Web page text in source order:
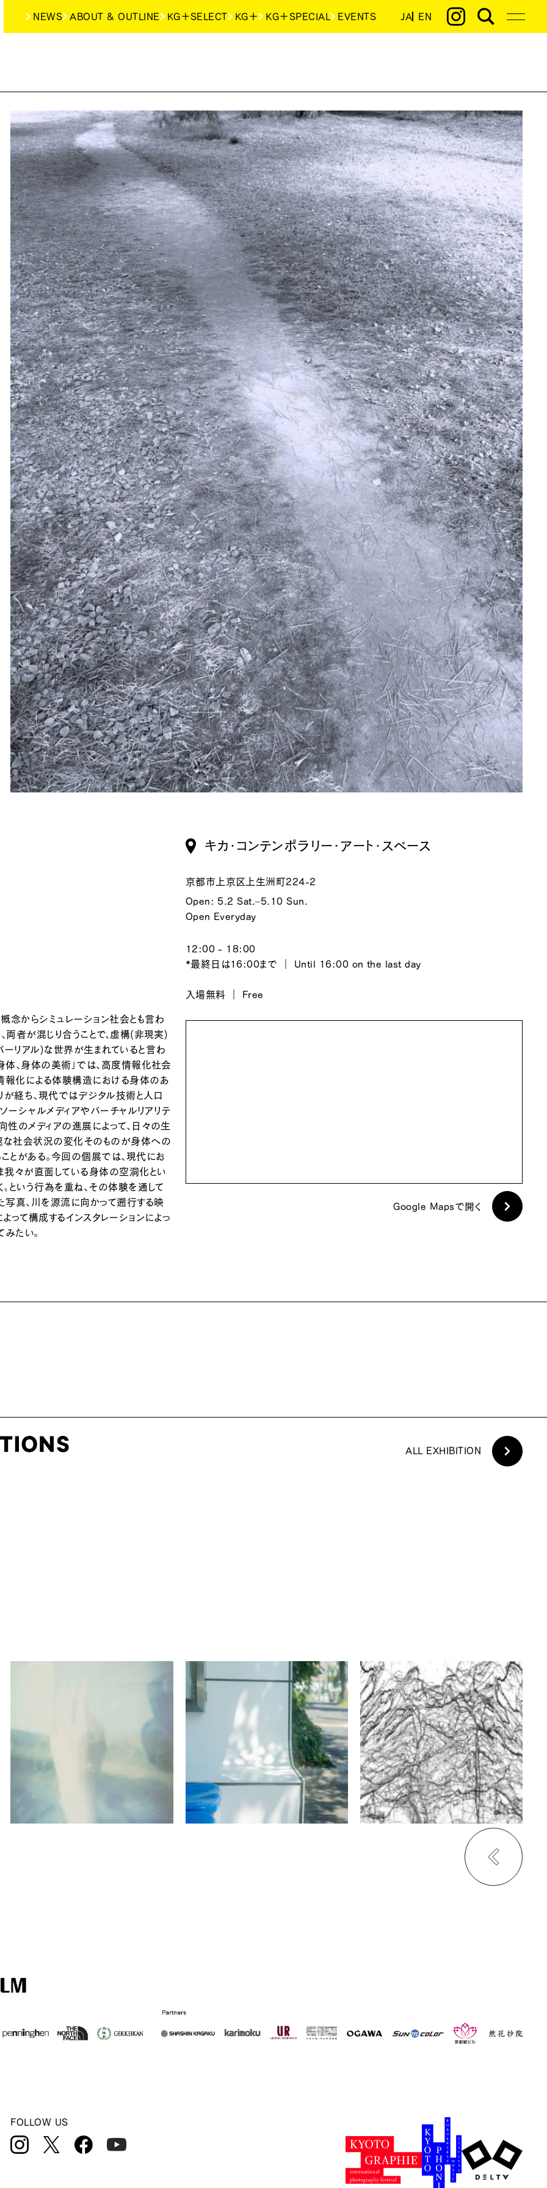
NEWS ABOUT & OUTLINE KG＋SELECT KG＋ KG＋SPECIAL EVENTS JA EN
念からシミュレーション社会とも言わ
両者が混じり合うことで、虚構(非現実)
リアル)な世界が生まれていると言わ
、身体の美術」では、高度情報化社会
報化による体験構造における身体のあ
が経ち、現代ではデジタル技術と人口
ーシャルメディアやバーチャルリアリテ
性のメディアの進展によって、日々の生
な社会状況の変化そのものが身体への
とがある。今回の個展では、現代にお
我々が直面している身体の空洞化とい
という行為を重ね、その体験を通して
写真、川を源流に向かって遡行する映
って構成するインスタレーションによっ
たい。
キカ・コンテンポラリー・アート・スペース
京都市上京区上生洲町224-2
Open: 5.2 Sat.–5.10 Sun.
Open Everyday
12:00 - 18:00
*最終日は16:00まで ｜ Until 16:00 on the last day
入場無料 ｜ Free
Google Mapsで開く
ALL EXHIBITION
飯本貴子
すこしういている
UMMM Studio
驪州国際写真フェスティバ
ル（ユ・ビョンウク）
土の対話 2026
若宮八幡宮社
OHARANO STUDIO GALLERY
FOLLOW US